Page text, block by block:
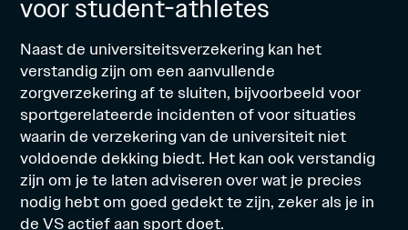
voor student-athletes
Naast de universiteitsverzekering kan het
verstandig zijn om een aanvullende
zorgverzekering af te sluiten, bijvoorbeeld voor
sportgerelateerde incidenten of voor situaties
waarin de verzekering van de universiteit niet
voldoende dekking biedt. Het kan ook verstandig
zijn om je te laten adviseren over wat je precies
nodig hebt om goed gedekt te zijn, zeker als je in
de VS actief aan sport doet.